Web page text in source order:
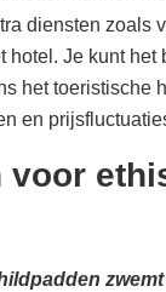
diensten zoals
hotel. Je kunt het
het toeristische
en
voor